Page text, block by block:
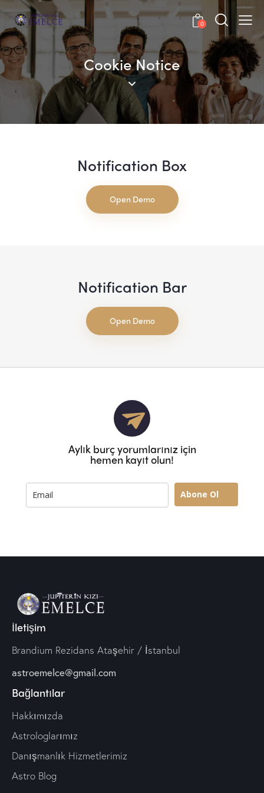
0
Cookie Notice
Notification Box
Open Demo
Notification Bar
Open Demo
Aylık burç yorumlarınız için
hemen kayıt olun!
Abone Ol
İletişim
Brandium Rezidans Ataşehir / İstanbul
astroemelce@gmail.com
Bağlantılar
Hakkımızda
Astrologlarımız
Danışmanlık Hizmetlerimiz
Astro Blog